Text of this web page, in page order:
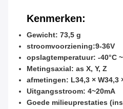
Kenmerken:
Gewicht: 73,5 g
stroomvoorziening:9-36V
opslagtemperatuur: -40°C ~
Metingsaxial: as X, Y, Z
afmetingen: L34,3 × W34,3
Uitgangsstroom: 4~20mA
Goede milieuprestaties